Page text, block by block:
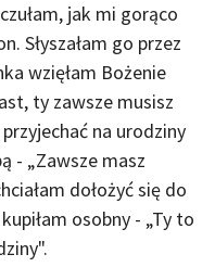
jak mi gorąco
Słyszałam go przez
wzięłam Bożenie
ty zawsze musisz
na urodziny
- „Zawsze masz
dołożyć się do
osobny - „Ty to